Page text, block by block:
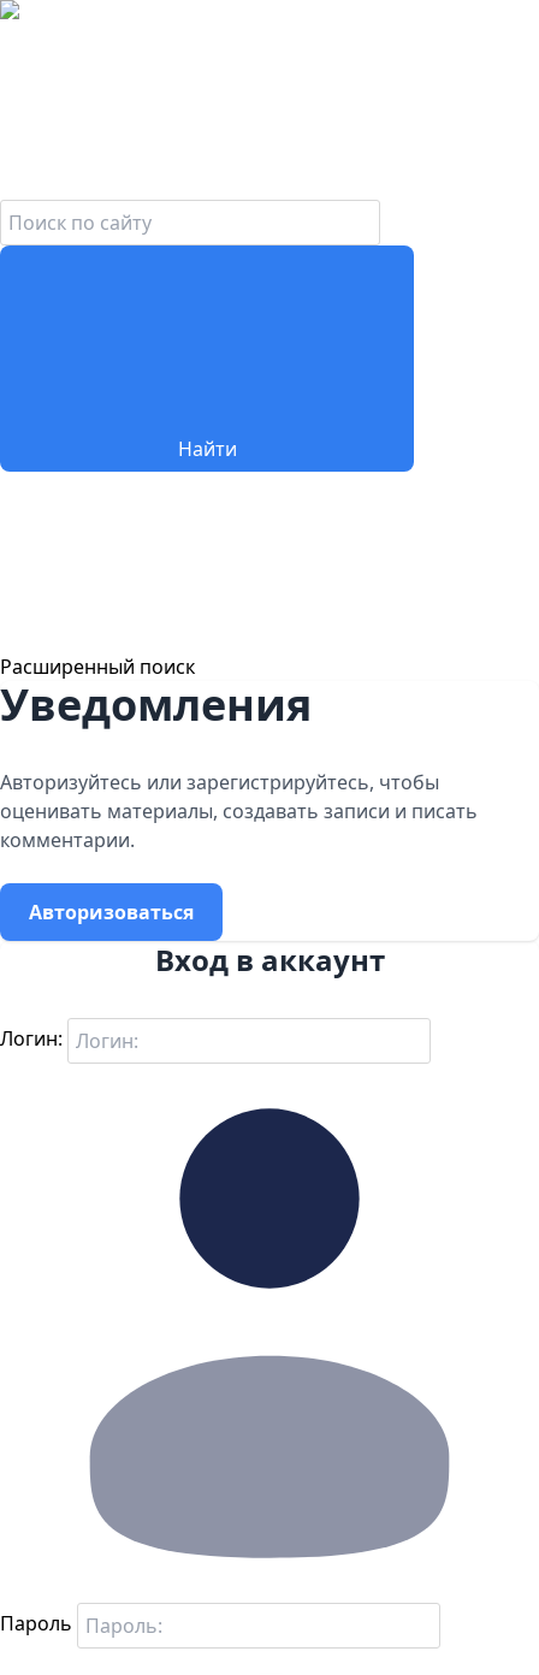
Найти
Расширенный поиск
Уведомления
Авторизуйтесь или зарегистрируйтесь, чтобы
оценивать материалы, создавать записи и писать
комментарии.
Авторизоваться
Вход в аккаунт
Логин:
Пароль